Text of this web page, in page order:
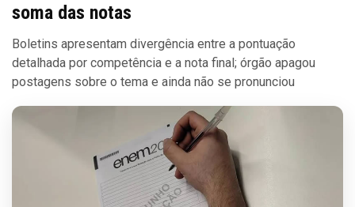
soma das notas
Boletins apresentam divergência entre a pontuação
detalhada por competência e a nota final; órgão apagou
postagens sobre o tema e ainda não se pronunciou